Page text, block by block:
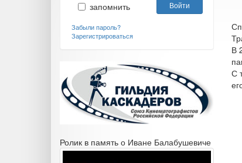
запомнить
Забыли пароль?
Зарегистрироваться
Ролик в память о Иване Балабушевиче
В
С